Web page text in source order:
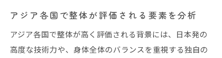
アジア各国で整体が評価される要素を分析
アジア各国で整体が高く評価される背景には、日本発の
高度な技術力や、身体全体のバランスを重視する独自の